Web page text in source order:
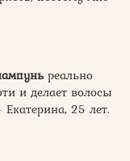
реально
и делает волосы
25 лет.